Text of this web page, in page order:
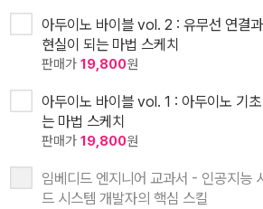
아두이노 바이블 vol. 2 : 유무선 연결
현실이 되는 마법 스케치
판매가 19,800원
아두이노 바이블 vol. 1 : 아두이노 기
는 마법 스케치
판매가 19,800원
임베디드 엔지니어 교과서 - 인공지능
드 시스템 개발자의 핵심 스킬